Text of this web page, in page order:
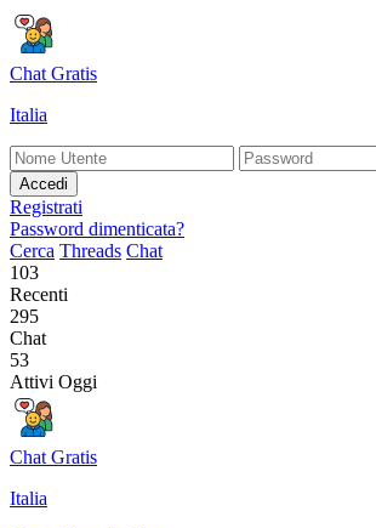
Chat Gratis
Italia
Accedi
Registrati
Password dimenticata?
Cerca Threads Chat
103
Recenti
295
Chat
53
Attivi Oggi
Chat Gratis
Italia